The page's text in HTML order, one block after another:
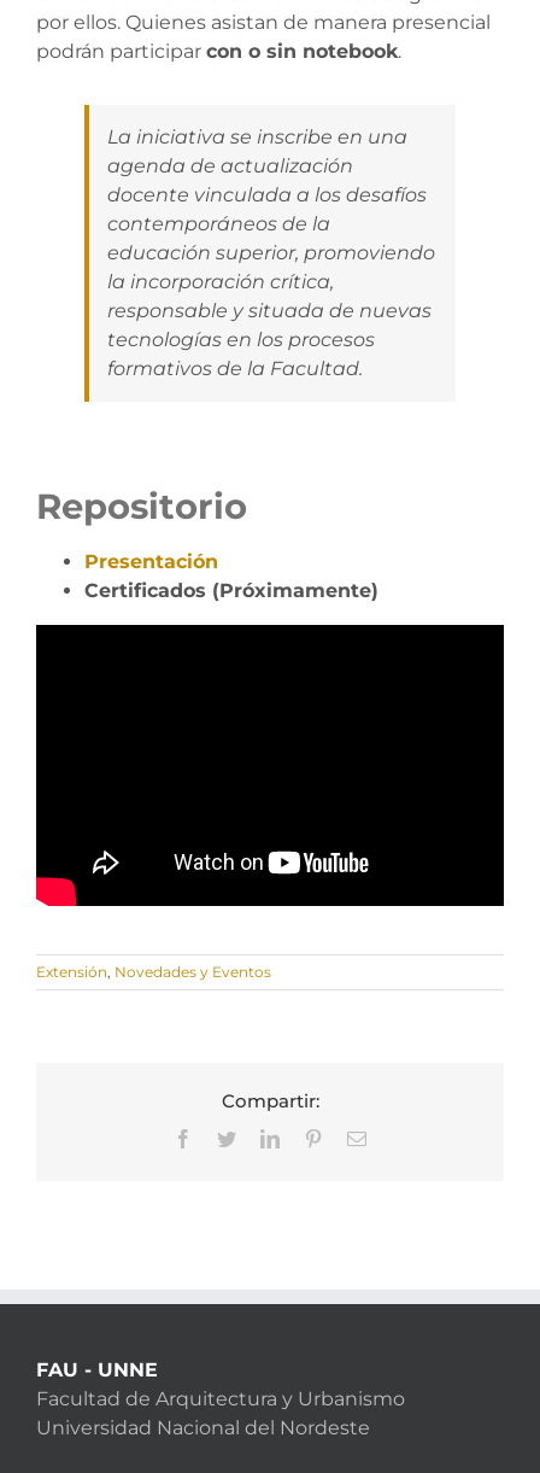
por ellos. Quienes asistan de manera presencial
podrán participar con o sin notebook.
La iniciativa se inscribe en una
agenda de actualización
docente vinculada a los desafíos
contemporáneos de la
educación superior, promoviendo
la incorporación crítica,
responsable y situada de nuevas
tecnologías en los procesos
formativos de la Facultad.
Repositorio
Presentación
Certificados (Próximamente)
Extensión Novedades y Eventos
Compartir:
Facebook
TwitterLinkedInPinterestCorreo
FAU - UNNE
Facultad de Arquitectura y Urbanismo
Universidad Nacional del Nordeste